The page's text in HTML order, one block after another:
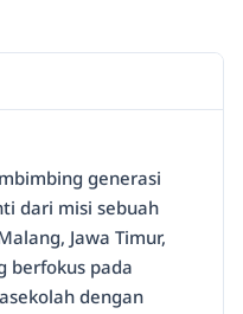
generasi
dari misi sebuah
Jawa Timur,
berfokus pada
dengan